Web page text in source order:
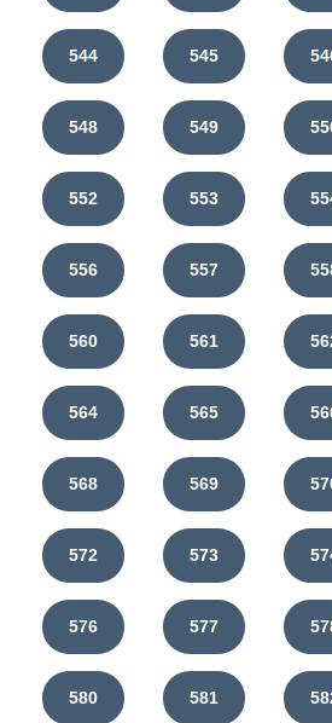
544 545
548 549
552 553
556 557
560 561
564 565
568 569
572 573
576 577
580 581